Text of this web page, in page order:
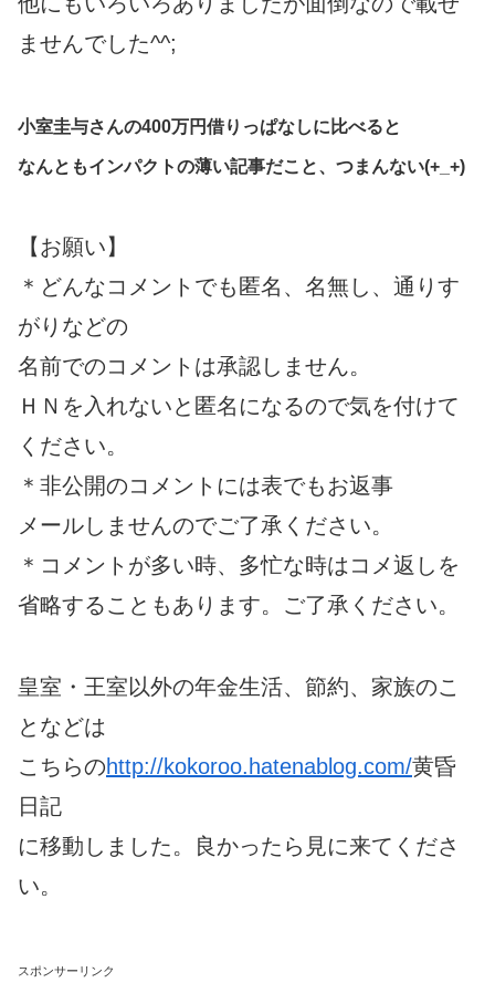
ませんでした^^;
小室圭与さんの400万円借りっぱなしに比べると
なんともインパクトの薄い記事だこと、つまんない(+_+)
【お願い】
＊どんなコメントでも匿名、名無し、通りす
がりなどの
名前でのコメントは承認しません。
ＨＮを入れないと匿名になるので気を付けて
ください。
＊非公開のコメントには表でもお返事
メールしませんのでご了承ください。
＊コメントが多い時、多忙な時はコメ返しを
省略することもあります。ご了承ください。
皇室・王室以外の年金生活、節約、家族のこ
となどは
こちらのhttp://kokoroo.hatenablog.com/黄昏
日記
に移動しました。良かったら見に来てくださ
い。
スポンサーリンク